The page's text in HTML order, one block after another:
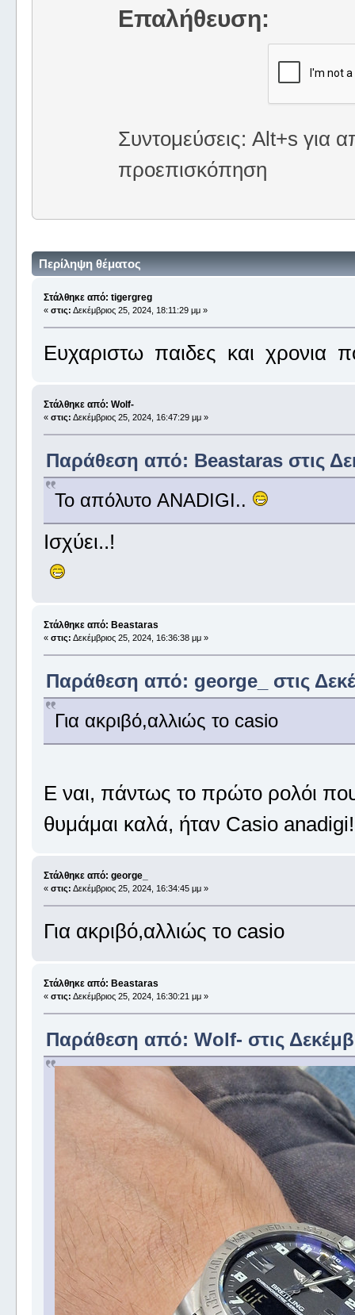
Επαλήθευση:
Συντομεύσεις: Alt+s για
προεπισκόπηση
Περίληψη θέματος
Στάλθηκε από: tigergreg
« στις: Δεκέμβριος 25, 2024, 18:11:29 μμ »
Ευχαριστω παιδες και χρονια
Στάλθηκε από: Wolf-
« στις: Δεκέμβριος 25, 2024, 16:47:29 μμ »
Παράθεση από: Beastaras στις
Το απόλυτο ANADIGI..
Ισχύει..!
Στάλθηκε από: Beastaras
« στις: Δεκέμβριος 25, 2024, 16:36:38 μμ »
Παράθεση από: george_ στις
Για ακριβό,αλλιώς το casio
Ε ναι, πάντως το πρώτο ρολόι
θυμάμαι καλά, ήταν Casio anadigi!
Στάλθηκε από: george_
« στις: Δεκέμβριος 25, 2024, 16:34:45 μμ »
Για ακριβό,αλλιώς το casio
Στάλθηκε από: Beastaras
« στις: Δεκέμβριος 25, 2024, 16:30:21 μμ »
Παράθεση από: Wolf- στις